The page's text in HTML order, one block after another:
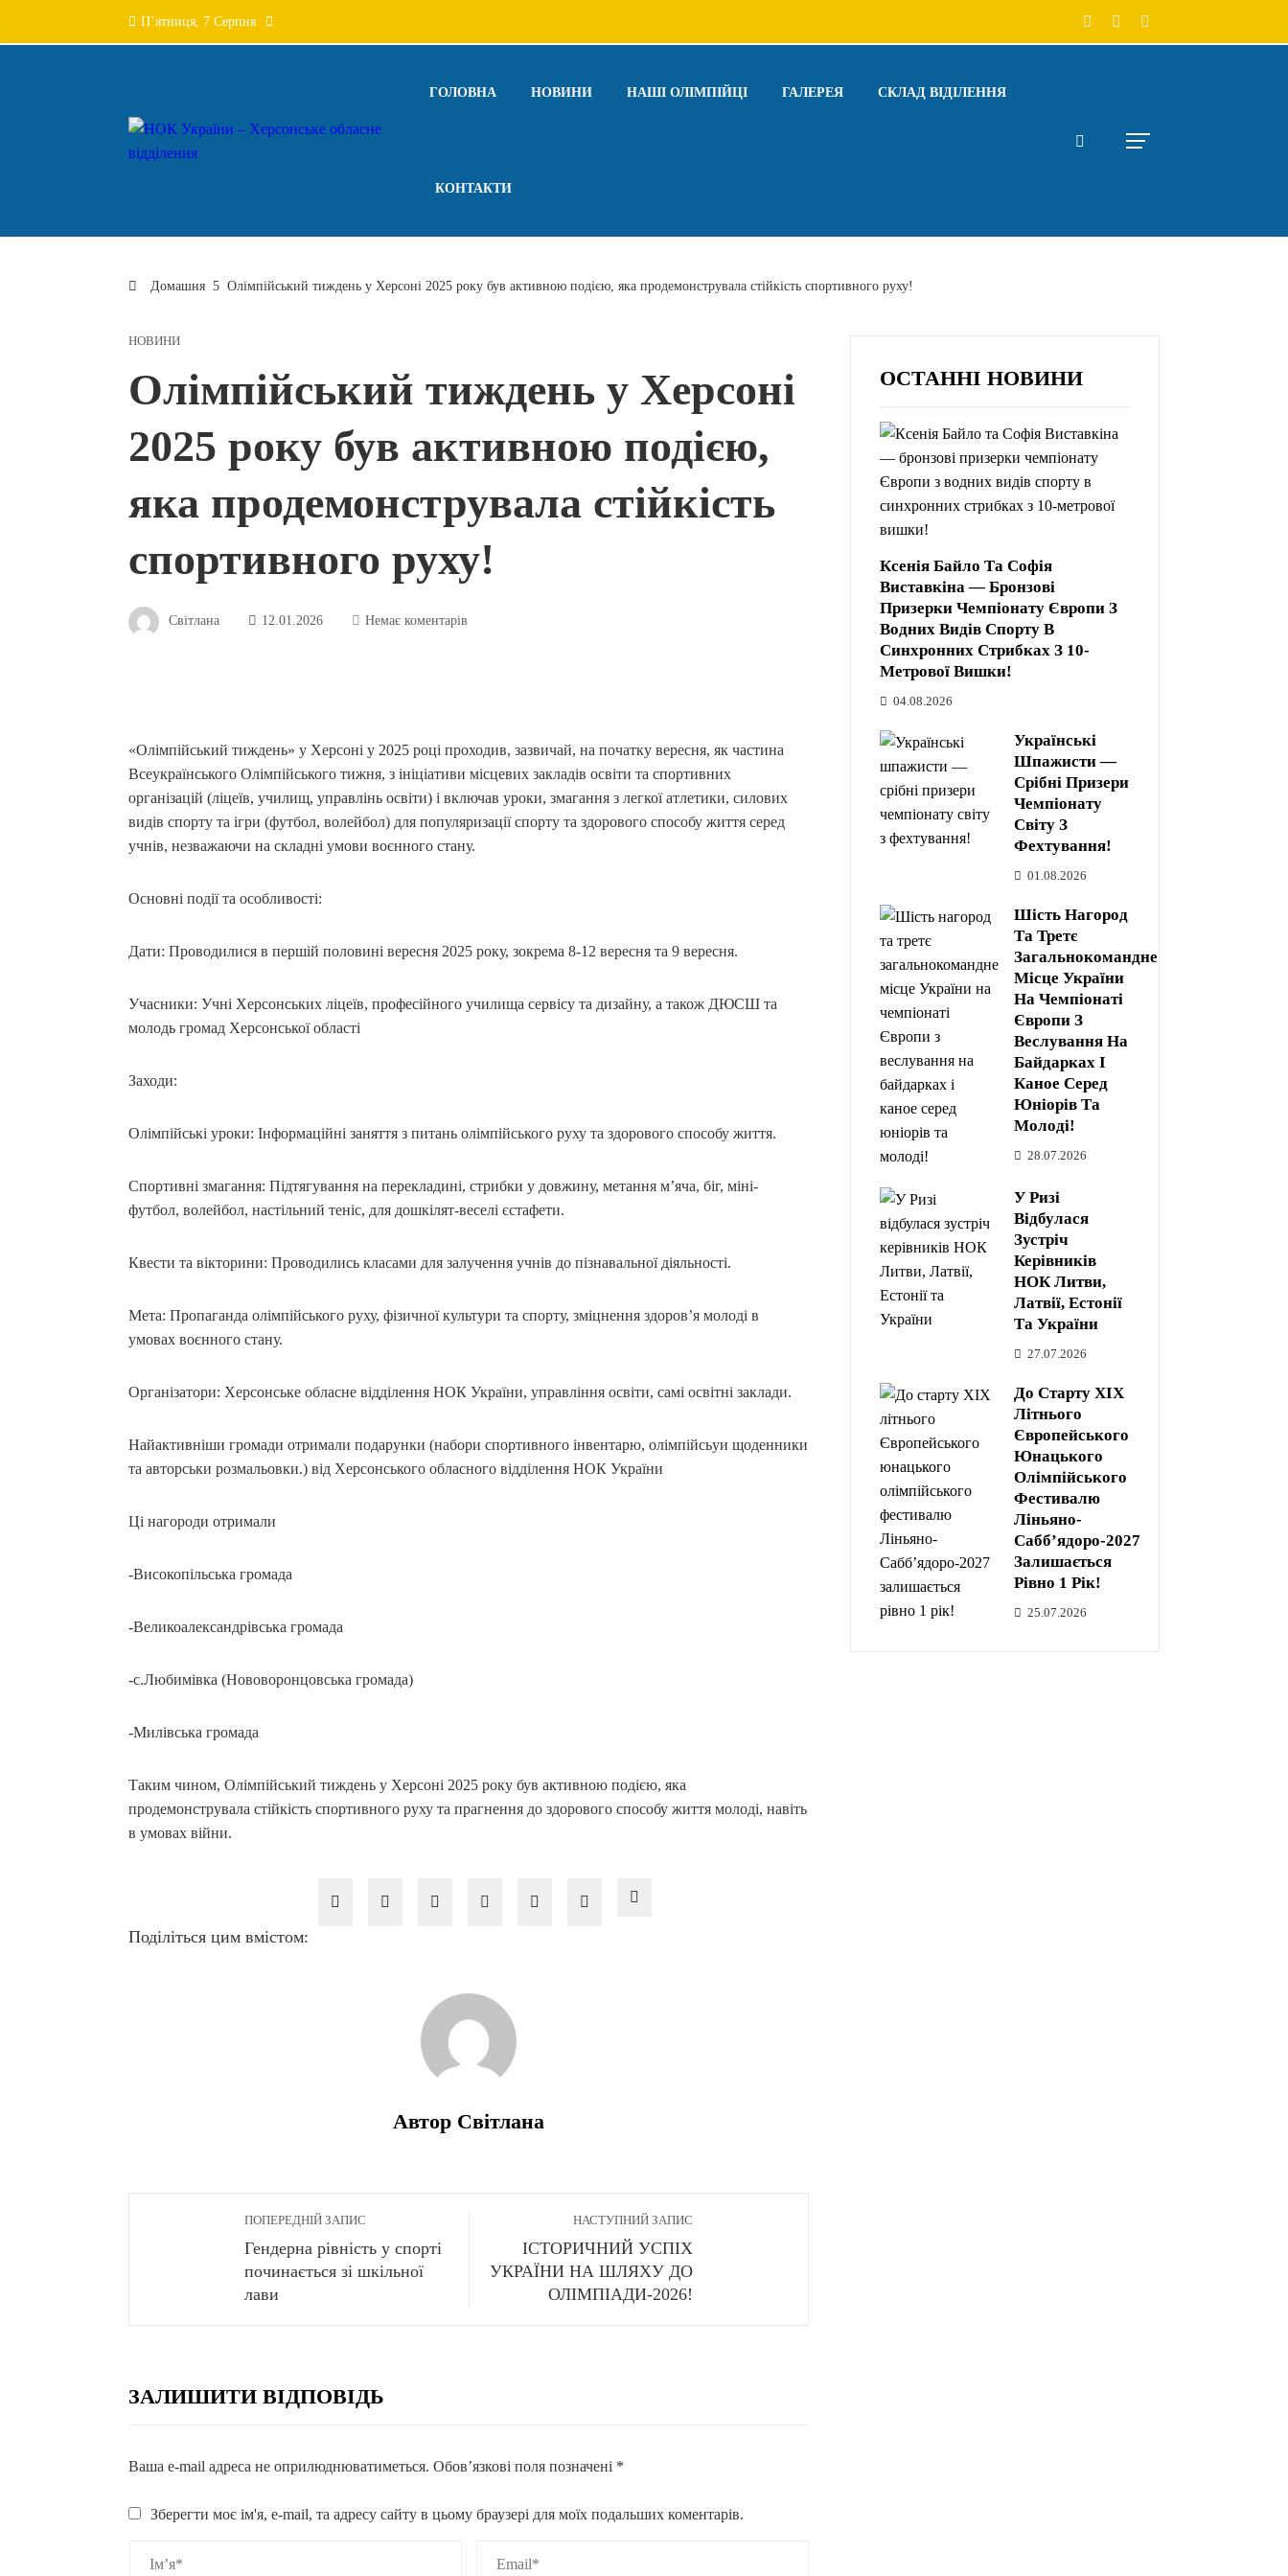
П’ятниця, 7 Серпня
ГОЛОВНА НОВИНИ НАШІ ОЛІМПІЙЦІ ГАЛЕРЕЯ СКЛАД ВІДІЛЕННЯ
КОНТАКТИ
Домашня Олімпійський тиждень у Херсоні 2025 року був активною подією, яка продемонструвала стійкість спортивного руху!
НОВИНИ
Олімпійський тиждень у Херсоні
2025 року був активною подією,
яка продемонструвала стійкість
спортивного руху!
Світлана 12.01.2026 Немає коментарів
«Олімпійський тиждень» у Херсоні у 2025 році проходив, зазвичай, на початку вересня, як частина
Всеукраїнського Олімпійського тижня, з ініціативи місцевих закладів освіти та спортивних
організацій (ліцеїв, училищ, управлінь освіти) і включав уроки, змагання з легкої атлетики, силових
видів спорту та ігри (футбол, волейбол) для популяризації спорту та здорового способу життя серед
учнів, незважаючи на складні умови воєнного стану.
Основні події та особливості:
Дати: Проводилися в першій половині вересня 2025 року, зокрема 8-12 вересня та 9 вересня.
Учасники: Учні Херсонських ліцеїв, професійного училища сервісу та дизайну, а також ДЮСШ та
молодь громад Херсонської області
Заходи:
Олімпійські уроки: Інформаційні заняття з питань олімпійського руху та здорового способу життя.
Спортивні змагання: Підтягування на перекладині, стрибки у довжину, метання м’яча, біг, міні-
футбол, волейбол, настільний теніс, для дошкілят-веселі єстафети.
Квести та вікторини: Проводились класами для залучення учнів до пізнавальної діяльності.
Мета: Пропаганда олімпійського руху, фізичної культури та спорту, зміцнення здоров’я молоді в
умовах воєнного стану.
Організатори: Херсонське обласне відділення НОК України, управління освіти, самі освітні заклади.
Найактивніши громади отримали подарунки (набори спортивного інвентарю, олімпійсьуи щоденники
та авторськи розмальовки.) від Херсонського обласного відділення НОК України
Ці нагороди отримали
-Високопільська громада
-Великоалександрівська громада
-с.Любимівка (Нововоронцовська громада)
-Милівська громада
Таким чином, Олімпійський тиждень у Херсоні 2025 року був активною подією, яка
продемонструвала стійкість спортивного руху та прагнення до здорового способу життя молоді, навіть
в умовах війни.
Поділіться цим вмістом:
Автор Світлана
ПОПЕРЕДНІЙ ЗАПИС
Гендерна рівність у спорті
починається зі шкільної
лави
НАСТУПНИЙ ЗАПИС
ІСТОРИЧНИЙ УСПІХ
УКРАЇНИ НА ШЛЯХУ ДО
ОЛІМПІАДИ-2026!
ЗАЛИШИТИ ВІДПОВІДЬ
Ваша e-mail адреса не оприлюднюватиметься. Обов’язкові поля позначені *
Зберегти моє ім'я, e-mail, та адресу сайту в цьому браузері для моїх подальших коментарів.
ОСТАННІ НОВИНИ
Ксенія Байло Та Софія
Виставкіна — Бронзові
Призерки Чемпіонату Європи З
Водних Видів Спорту В
Синхронних Стрибках З 10-
Метрової Вишки!
04.08.2026
Українські
Шпажисти —
Срібні Призери
Чемпіонату
Світу З
Фехтування!
01.08.2026
Шість Нагород
Та Третє
Загальнокомандне
Місце України
На Чемпіонаті
Європи З
Веслування На
Байдарках І
Каное Серед
Юніорів Та
Молоді!
28.07.2026
У Ризі
Відбулася
Зустріч
Керівників
НОК Литви,
Латвії, Естонії
Та України
27.07.2026
До Старту XIX
Літнього
Європейського
Юнацького
Олімпійського
Фестивалю
Ліньяно-
Сабб’ядоро-2027
Залишається
Рівно 1 Рік!
25.07.2026